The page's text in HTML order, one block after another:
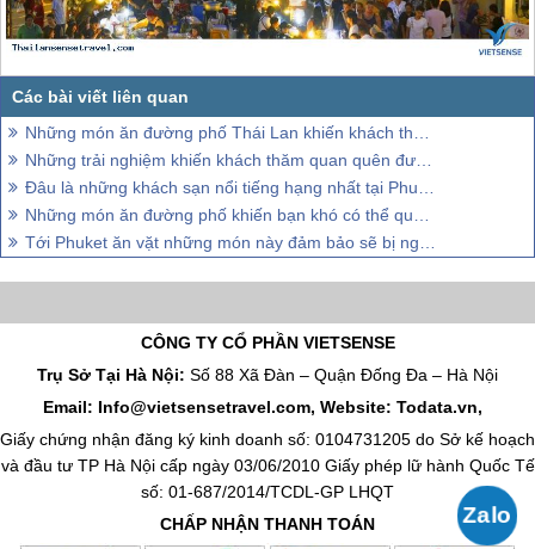
Những món ăn đường phố Thái Lan khiến khách thăm quan không thể nào quên
Những trải nghiệm khiến khách thăm quan quên đường về ở Chiang Mai
Đâu là những khách sạn nổi tiếng hạng nhất tại Phuket Thái Lan
Những món ăn đường phố khiến bạn khó có thể quên tại Thái Lan
Tới Phuket ăn vặt những món này đảm bảo sẽ bị nghiện
CÔNG TY CỔ PHẦN VIETSENSE
Trụ Sở Tại Hà Nội: Số 88 Xã Đàn – Quận Đống Đa – Hà Nội
Email: Info@vietsensetravel.com, Website: Todata.vn,
Giấy chứng nhận đăng ký kinh doanh số: 0104731205 do Sở kế hoạch
và đầu tư TP Hà Nội cấp ngày 03/06/2010 Giấy phép lữ hành Quốc Tế
số: 01-687/2014/TCDL-GP LHQT
CHẤP NHẬN THANH TOÁN